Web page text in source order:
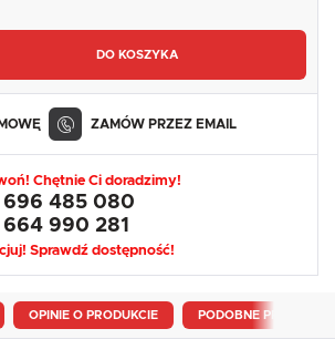
DO KOSZYKA
ZAMÓW PRZEZ EMAIL
Chętnie Ci doradzimy!
696 485 080
664 990 281
Sprawdź dostępność!
OPINIE O PRODUKCIE PODOBNE PRODUKTY